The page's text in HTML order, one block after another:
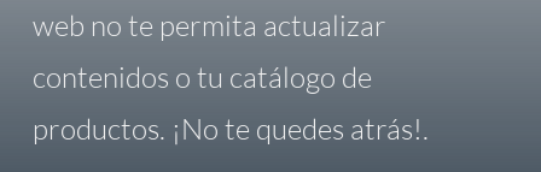
web no te permita actualizar
contenidos o tu catálogo de
productos. ¡No te quedes atrás!.